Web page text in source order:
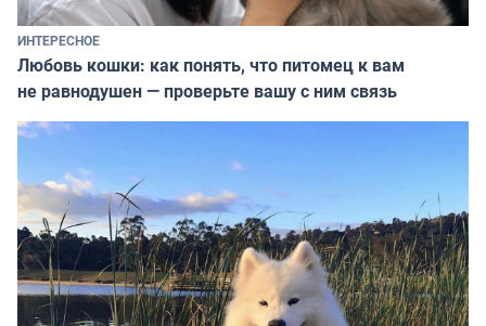
ИНТЕРЕСНОЕ
Любовь кошки: как понять, что питомец к вам
не равнодушен — проверьте вашу с ним связь